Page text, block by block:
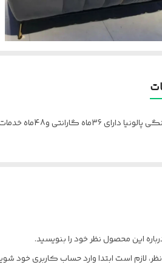
36ماه گارانتی و48ماه خدمات پس از فروش
این محصول نظر خود را بنویسید.
لازم است ابتدا وارد حساب کاربری خود